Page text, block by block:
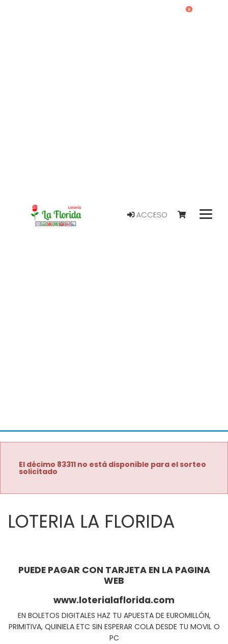
ACCESO
0
El décimo 83311 no está disponible para el sorteo
solicitado
LOTERIA LA FLORIDA
PUEDE PAGAR CON TARJETA EN LA PAGINA
WEB
www.loterialaflorida.com
EN BOLETOS DIGITALES HAZ TU APUESTA DE EUROMILLÓN,
PRIMITIVA, QUINIELA ETC SIN ESPERAR COLA DESDE TU MOVIL O
PC